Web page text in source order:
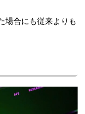
場合にも従来よりも